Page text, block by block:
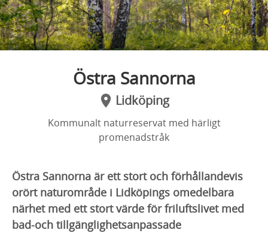
Östra Sannorna
Lidköping
Kommunalt naturreservat med härligt
promenadstråk
Östra Sannorna är ett stort och förhållandevis
orört naturområde i Lidköpings omedelbara
närhet med ett stort värde för friluftslivet med
bad-och tillgänglighetsanpassade